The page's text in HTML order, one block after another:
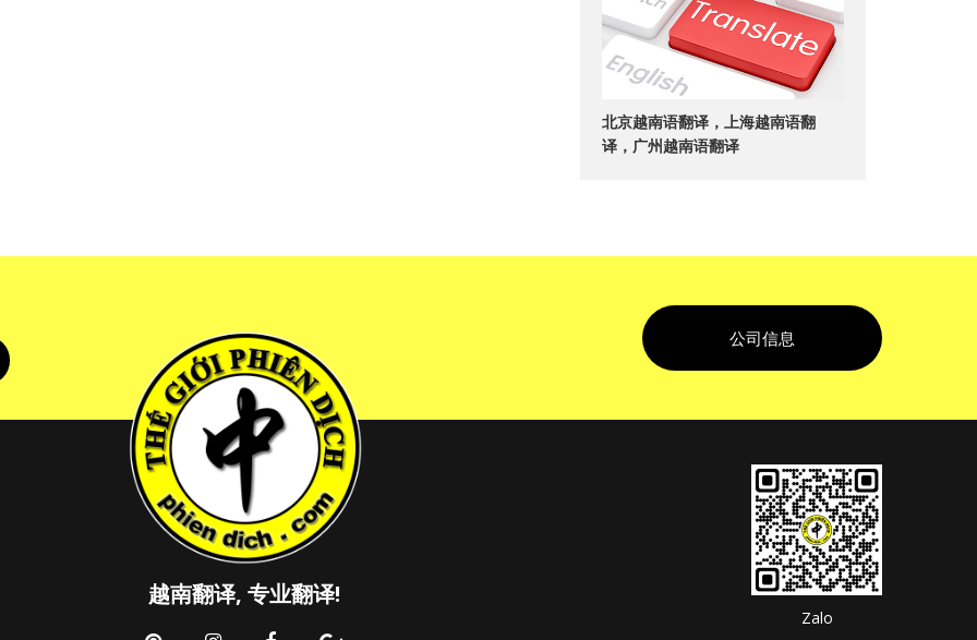
北京越南语翻译，上海越南语翻
译，广州越南语翻译
公司信息
越南翻译, 专业翻译!
Zalo